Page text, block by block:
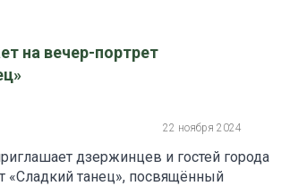
на вечер-портрет
22 ноября 2024
дзержинцев и гостей города
«Сладкий танец», посвящённый